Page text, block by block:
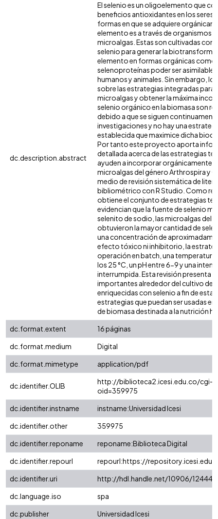
dc.description.abstract
El selenio es un oligoelemento que
beneficios antioxidantes en los seres
formas en que se adquiere
elemento es a través de organismos
microalgas. Estas son cultivadas con
selenio para generar la
elemento en formas orgánicas como
selenoproteínas poder ser
humanos y animales. Sin embargo,
sobre las estrategias integradas para
microalgas y obtener la máxima
selenio orgánico en la biomasa son
debido a que se siguen
investigaciones y no hay una
establecida que maximice dicha
Por tanto este proyecto aporta
detallada acerca de las estrategias
ayuden a incorporar orgánicamente
microalgas del género Arthrospira y
medio de revisión sistemática de
bibliométrico con R Studio. Como
obtiene el conjunto de estrategias
evidencian que la fuente de selenio
selenito de sodio, las microalgas del
obtuvieron la mayor cantidad de
una concentración de
efecto tóxico ni inhibitorio, la
operación en batch, una temperatura
los 25 °C, un pH entre 6-9 y una
interrumpida. Esta revisión presenta
importantes alrededor del cultivo de
enriquecidas con selenio a fin de
estrategias que puedan ser usadas
de biomasa destinada a la nutrición
dc.format.extent
16 páginas
dc.format.medium
Digital
dc.format.mimetype
application/pdf
dc.identifier.OLIB
http://biblioteca2.icesi.edu.co/cgi-
oid=359975
dc.identifier.instname
instname:Universidad Icesi
dc.identifier.other
359975
dc.identifier.reponame
reponame:Biblioteca Digital
dc.identifier.repourl
repourl:https://
dc.identifier.uri
http://hdl.handle.net/10906/124443
dc.language.iso
spa
dc.publisher
Universidad Icesi